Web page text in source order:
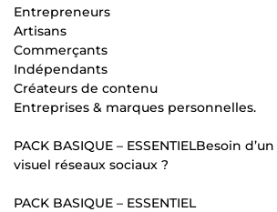
Entrepreneurs
Artisans
Commerçants
Indépendants
Créateurs de contenu
Entreprises & marques personnelles.
PACK BASIQUE – ESSENTIELBesoin
visuel réseaux sociaux ?
PACK BASIQUE – ESSENTIEL